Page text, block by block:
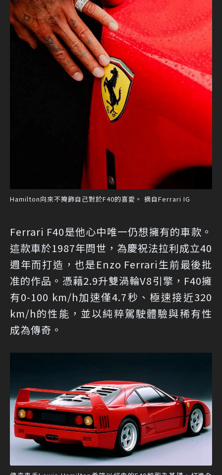
Hamilton向來不掩飾自己對於F40的喜愛。 摘自Ferrari IG
Ferrari F40是他心中唯一仍想擁有的車款。
這款車於1987年問世，為慶祝法拉利成立40
週年而打造，也是Enzo Ferrari生前最後批
准的作品。憑藉2.9升雙渦輪V8引擎，F40擁
有0-100 km/h加速僅4.7秒、極速接近320
km/h的性能，並以純粹駕駛體驗與稀有性
成為傳奇。